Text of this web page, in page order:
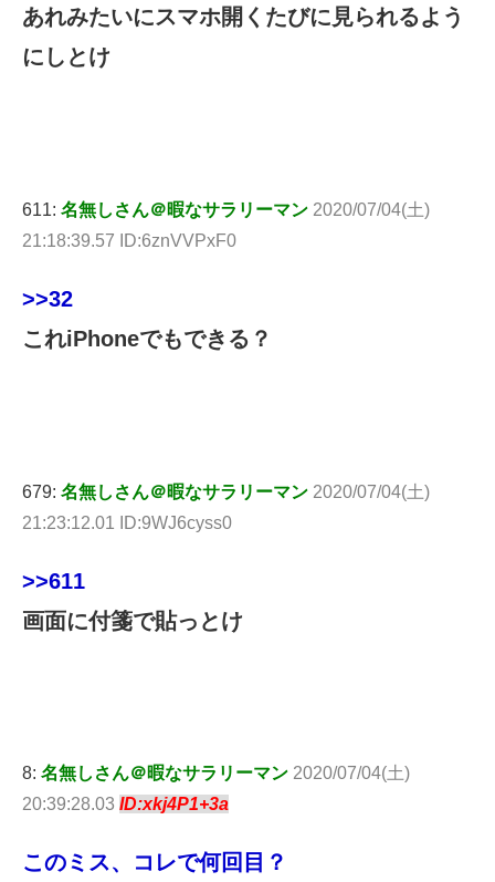
あれみたいにスマホ開くたびに見られるよう
にしとけ
611: 名無しさん＠暇なサラリーマン 2020/07/04(土)
21:18:39.57 ID:6znVVPxF0
>>32
これiPhoneでもできる？
679: 名無しさん＠暇なサラリーマン 2020/07/04(土)
21:23:12.01 ID:9WJ6cyss0
>>611
画面に付箋で貼っとけ
8: 名無しさん＠暇なサラリーマン 2020/07/04(土)
20:39:28.03 ID:xkj4P1+3a
このミス、コレで何回目？